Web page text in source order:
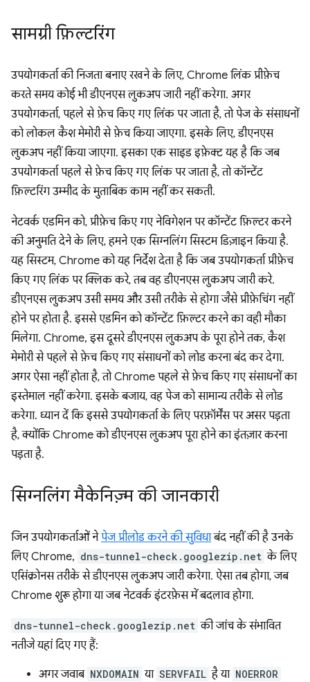
सामग्री फ़िल्टरिंग
उपयोगकर्ता की निजता बनाए रखने के लिए, Chrome लिंक प्रीफ़ेच
करते समय कोई भी डीएनएस लुकअप जारी नहीं करेगा. अगर
उपयोगकर्ता, पहले से फ़ेच किए गए लिंक पर जाता है, तो पेज के संसाधनों
को लोकल कैश मेमोरी से फ़ेच किया जाएगा. इसके लिए, डीएनएस
लुकअप नहीं किया जाएगा. इसका एक साइड इफ़ेक्ट यह है कि जब
उपयोगकर्ता पहले से फ़ेच किए गए लिंक पर जाता है, तो कॉन्टेंट
फ़िल्टरिंग उम्मीद के मुताबिक काम नहीं कर सकती.
नेटवर्क एडमिन को, प्रीफ़ेच किए गए नेविगेशन पर कॉन्टेंट फ़िल्टर करने
की अनुमति देने के लिए, हमने एक सिग्नलिंग सिस्टम डिज़ाइन किया है.
यह सिस्टम, Chrome को यह निर्देश देता है कि जब उपयोगकर्ता प्रीफ़ेच
किए गए लिंक पर क्लिक करे, तब वह डीएनएस लुकअप जारी करे.
डीएनएस लुकअप उसी समय और उसी तरीके से होगा जैसे प्रीफ़ेचिंग नहीं
होने पर होता है. इससे एडमिन को कॉन्टेंट फ़िल्टर करने का वही मौका
मिलेगा. Chrome, इस दूसरे डीएनएस लुकअप के पूरा होने तक, कैश
मेमोरी से पहले से फ़ेच किए गए संसाधनों को लोड करना बंद कर देगा.
अगर ऐसा नहीं होता है, तो Chrome पहले से फ़ेच किए गए संसाधनों का
इस्तेमाल नहीं करेगा. इसके बजाय, वह पेज को सामान्य तरीके से लोड
करेगा. ध्यान दें कि इससे उपयोगकर्ता के लिए परफ़ॉर्मेंस पर असर पड़ता
है, क्योंकि Chrome को डीएनएस लुकअप पूरा होने का इंतज़ार करना
पड़ता है.
सिग्नलिंग मैकेनिज़्म की जानकारी
जिन उपयोगकर्ताओं नेपेज प्रीलोड करने की सुविधाबंद नहीं की है उनके
लिए Chrome, dns-tunnel-check.googlezip.net के लिए
एसिंक्रोनस तरीके से डीएनएस लुकअप जारी करेगा. ऐसा तब होगा, जब
Chrome शुरू होगा या जब नेटवर्क इंटरफ़ेस में बदलाव होगा.
dns-tunnel-check.googlezip.net की जांच के संभावित
नतीजे यहां दिए गए हैं:
अगर जवाब NXDOMAIN या SERVFAIL है या NOERROR